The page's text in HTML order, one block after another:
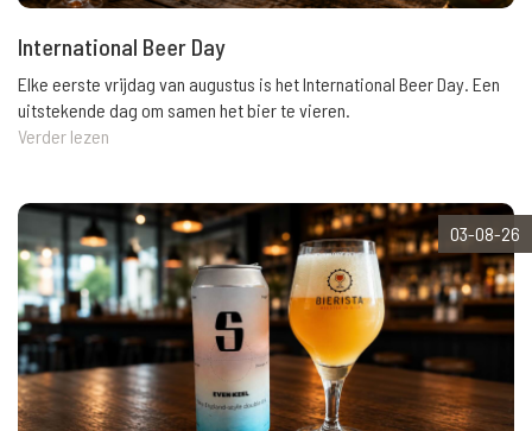
International Beer Day
Elke eerste vrijdag van augustus is het International Beer Day. Een
uitstekende dag om samen het bier te vieren.
Verder lezen
03-08-26